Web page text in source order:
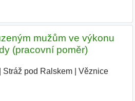
mužům ve výkonu
(pracovní poměr)
Stráž pod Ralskem|
Věznice